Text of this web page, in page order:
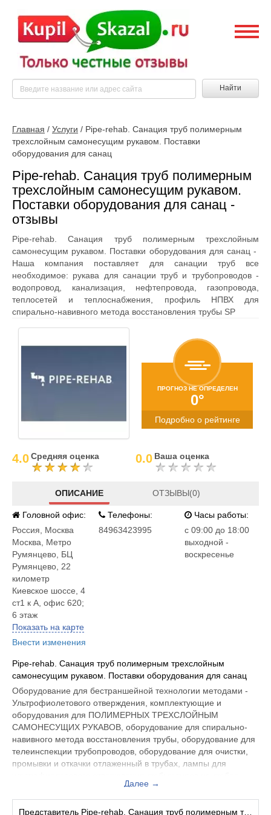
Найти
Главная / Услуги / Pipe-rehab. Санация труб полимерным
трехслойным самонесущим рукавом. Поставки
оборудования для санац
Pipe-rehab. Санация труб полимерным
трехслойным самонесущим рукавом.
Поставки оборудования для санац -
отзывы
Pipe-rehab. Санация труб полимерным трехслойным
самонесущим рукавом. Поставки оборудования для санац -
Наша компания поставляет для санации труб все
необходимое: рукава для санации труб и трубопроводов -
водопровод, канализация, нефтепровода, газопровода,
теплосетей и теплоснабжения, профиль НПВХ для
спирально-навивного метода восстановления трубы SP
ПРОГНОЗ НЕ ОПРЕДЕЛЕН
0°
Подробно о рейтинге
4.0Средняя оценка 0.0 Ваша оценка
ОПИСАНИЕ ОТЗЫВЫ(0)
Головной офис:
Россия
Москва
Москва, Метро
Румянцево, ​БЦ
Румянцево​, 22
километр
Киевское шоссе, 4
ст1 к А​, офис 620;
6 этаж
Показать на карте
Внести изменения
Телефоны:
84963423995
Часы работы:
c 09:00 до 18:00
выходной -
воскресенье
Pipe-rehab. Санация труб полимерным трехслойным
самонесущим рукавом. Поставки оборудования для санац
Оборудование для бестраншейной технологии методами -
Ультрофиолетового отверждения, комплектующие и
оборудования для ПОЛИМЕРНЫХ ТРЕХСЛОЙНЫМ
САМОНЕСУЩИХ РУКАВОВ, оборудование для спирально-
навивного метода восстановления трубы, оборудование для
телеинспекции трубопроводов, оборудование для очистки,
промывки и откачки отлаженный в трубах, лампы для
оборудование и делает это качественно.
Мы готовы провести ремонт трубопровода различной длины
и диаметра, используя современные материалы и
Далее →
Представитель Pipe-rehab. Санация труб полимерным трехслойным самонесущим рукавом. Поставки оборудования для санац: